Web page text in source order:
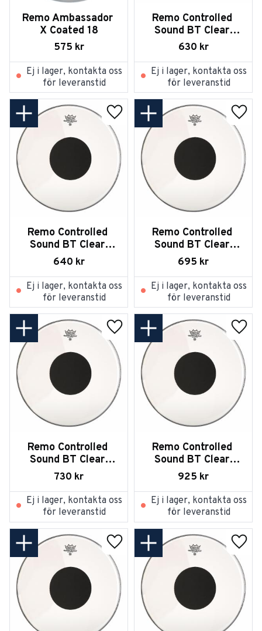
Remo Ambassador
X Coated 18
575 kr
Ej i lager, kontakta oss
för leveranstid
Remo Controlled
Sound BT Clear
Black Dot on Top 18
630 kr
Ej i lager, kontakta oss
för leveranstid
Remo Controlled
Sound BT Clear
Black Dot on Top
640 kr
Lägg till i favoriter
Ej i lager, kontakta oss
för leveranstid
Remo Controlled
Sound BT Clear
Black Dot on Top 22
695 kr
Ej i lager, kontakta oss
för leveranstid
Remo Controlled
Sound BT Clear
Black Dot on Top
730 kr
Lägg till i favoriter
Ej i lager, kontakta oss
för leveranstid
Remo Controlled
Sound BT Clear
Black Dot on Top 26
925 kr
Ej i lager, kontakta oss
för leveranstid
Lägg till i favoriter